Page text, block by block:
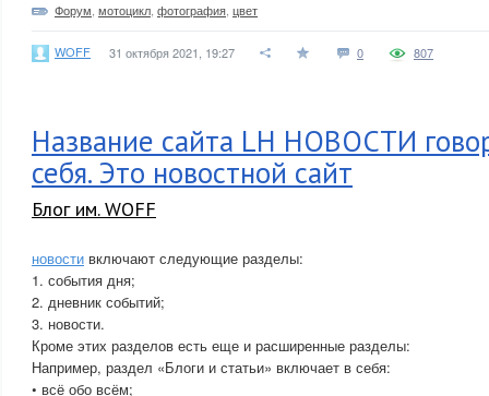
Форум мотоцикл фотография цвет
WOFF 31 октября 2021, 19:27 0 807
Название сайта LH НОВОСТИ
себя. Это новостной сайт
Блог им. WOFF
новости включают следующие разделы:
1. события дня;
2. дневник событий;
3. новости.
Кроме этих разделов есть еще и расширенные разделы:
Например, раздел «Блоги и статьи» включает в себя:
• всё обо всём;